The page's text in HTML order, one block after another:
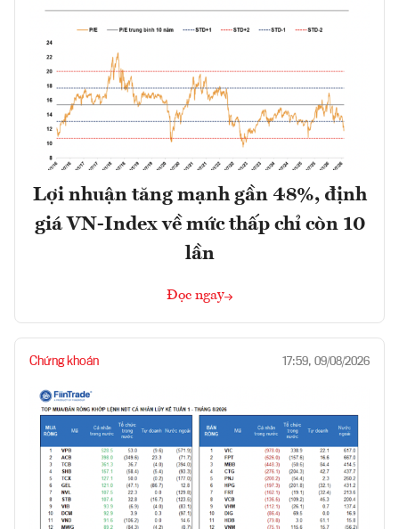
Lợi nhuận tăng mạnh gần 48%, định
giá VN-Index về mức thấp chỉ còn 10
lần
Đọc ngay
Chứng khoán 17:59, 09/08/2026